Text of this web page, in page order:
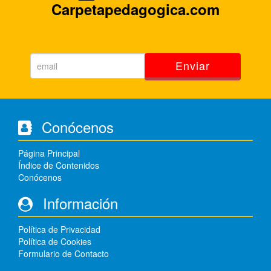
Carpetapedagogica.com
Enviar
Conócenos
Página Principal
Índice de Contenidos
Conócenos
Información
Política de Privacidad
Política de Cookies
Formulario de Contacto